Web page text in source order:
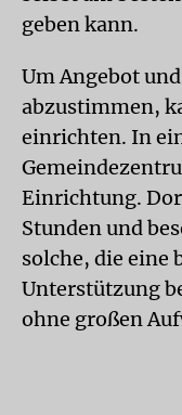
geben kann.
Um Angebot
abzustimmen,
einrichten. In
Einrichtung.
Stunden und
solche, die eine
Unterstützung
ohne großen